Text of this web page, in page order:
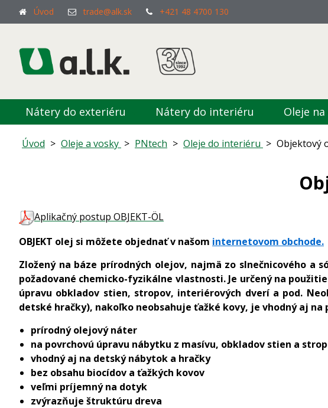
Úvod trade@alk.sk +421 48 4700 130
Nátery do exteriéru Nátery do interiéru Oleje
Úvod > Oleje a vosky > PNtech > Oleje do interiéru > Objektový
Aplikačný postup OBJEKT-ÖL
OBJEKT olej si môžete objednať v našom internetovom obchode.
Zložený na báze prírodných olejov, najmä zo slnečnicového a
požadované chemicko-fyzikálne vlastnosti. Je určený na
úpravu obkladov stien, stropov, interiérových dverí a pod.
detské hračky), nakoľko neobsahuje ťažké kovy, je vhodný aj
prírodný olejový náter
na povrchovú úpravu nábytku z masívu, obkladov stien a
vhodný aj na detský nábytok a hračky
bez obsahu biocídov a ťažkých kovov
veľmi príjemný na dotyk
zvýrazňuje štruktúru dreva